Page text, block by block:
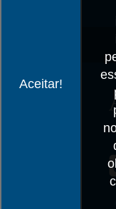
Aceitar!
CADASTRO
TRABALHE